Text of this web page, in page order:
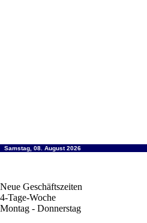
Samstag, 08. August 2026
Neue Geschäftszeiten
4-Tage-Woche
Montag - Donnerstag